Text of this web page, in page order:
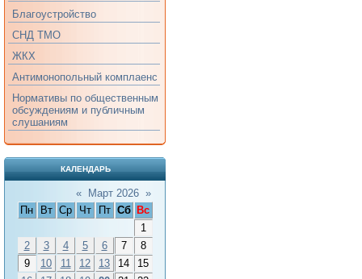
Благоустройство
СНД ТМО
ЖКХ
Антимонопольный комплаенс
Нормативы по общественным
обсуждениям и публичным
слушаниям
КАЛЕНДАРЬ
« Март 2026 »
Пн
Вт Ср Чт Пт Сб
Вс
1
2
3 4 5 6 7
8
9
10 11 12 13 14
15